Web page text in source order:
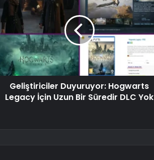
Geliştiriciler Duyuruyor: Hogwarts
Legacy İçin Uzun Bir Süredir DLC Yok